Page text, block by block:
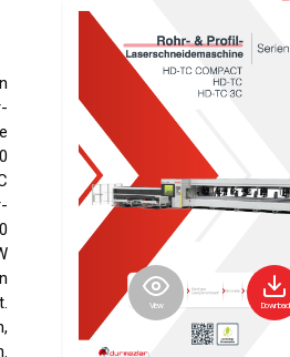
View Download